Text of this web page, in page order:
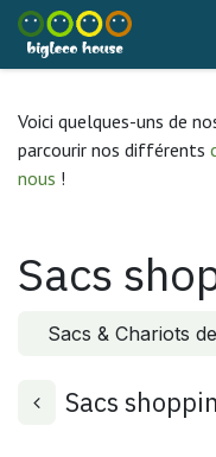
Se rendre au contenu
Voici quelques-uns de
parcourir nos différents
nous !
Sacs
Sacs & Chariots
Sacs